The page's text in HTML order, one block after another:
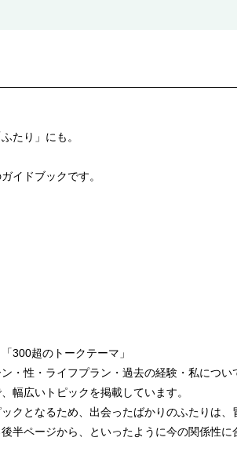
たり」にも。
イドブックです。
300超のトークテーマ」
・性・ライフプラン・過去の経験・私につい
幅広いトピックを掲載しています。
クとなるため、出会ったばかりのふたりは、
半ページから、といったように今の関係性